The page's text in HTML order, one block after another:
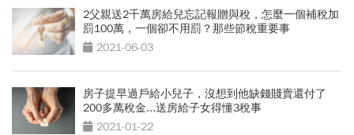
2父親送2千萬房給兒忘記報贈與稅，怎麼一個補稅加
罰100萬，一個卻不用罰？那些節稅重要事
2021-06-03
房子提早過戶給小兒子，沒想到他缺錢賤賣還付了
200多萬稅金...送房給子女得懂3稅事
2021-01-22